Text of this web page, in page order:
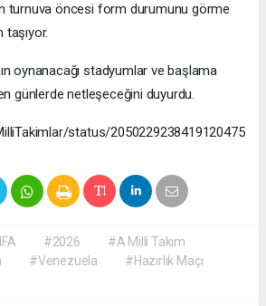
turnuva öncesi form durumunu görme
taşıyor.
oynanacağı stadyumlar ve başlama
günlerde netleşeceğini duyurdu.
status/2050229238419120475
#2026
#A Milli Takım
#Venezuela
#Hazırlık Maçı